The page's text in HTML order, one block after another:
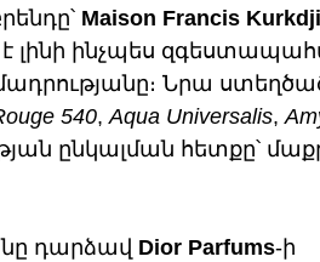
Maison Francis
է լինի ինչպես
Նրա
540, Aqua Universalis,
ընկալման հետքը՝
դարձավ Dior Parfums-ի